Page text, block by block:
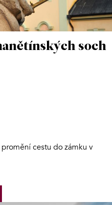
soch
cestu do zámku v